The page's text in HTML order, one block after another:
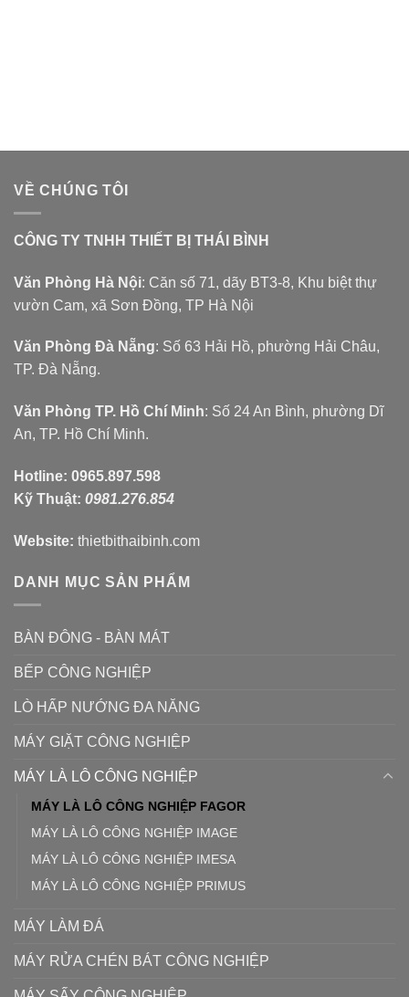
VỀ CHÚNG TÔI
CÔNG TY TNHH THIẾT BỊ THÁI BÌNH
Văn Phòng Hà Nội: Căn số 71, dãy BT3-8, Khu biệt thự
vườn Cam, xã Sơn Đồng, TP Hà Nội
Văn Phòng Đà Nẵng: Số 63 Hải Hồ, phường Hải Châu,
TP. Đà Nẵng.
Văn Phòng TP. Hồ Chí Minh: Số 24 An Bình, phường Dĩ
An, TP. Hồ Chí Minh.
Hotline: 0965.897.598
Kỹ Thuật: 0981.276.854
Website: thietbithaibinh.com
DANH MỤC SẢN PHẨM
BÀN ĐÔNG - BÀN MÁT
BẾP CÔNG NGHIỆP
LÒ HẤP NƯỚNG ĐA NĂNG
MÁY GIẶT CÔNG NGHIỆP
MÁY LÀ LÔ CÔNG NGHIỆP
MÁY LÀ LÔ CÔNG NGHIỆP FAGOR
MÁY LÀ LÔ CÔNG NGHIỆP IMAGE
MÁY LÀ LÔ CÔNG NGHIỆP IMESA
MÁY LÀ LÔ CÔNG NGHIỆP PRIMUS
MÁY LÀM ĐÁ
MÁY RỬA CHÉN BÁT CÔNG NGHIỆP